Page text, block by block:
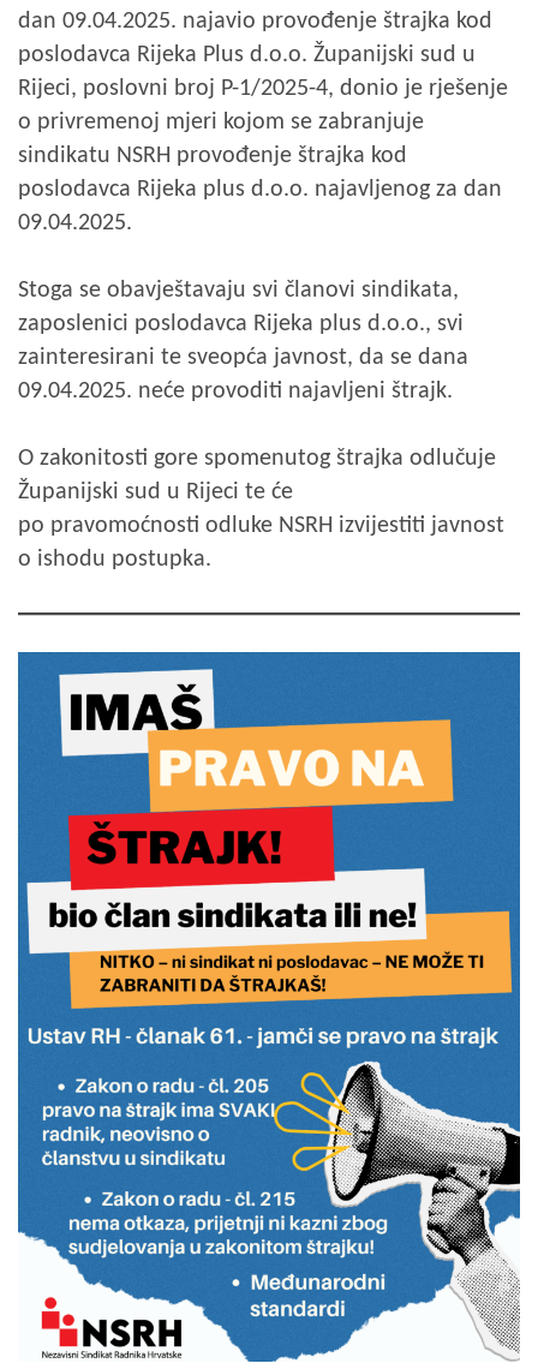
dan 09.04.2025. najavio provođenje štrajka kod
poslodavca Rijeka Plus d.o.o. Županijski sud u
Rijeci, poslovni broj P-1/2025-4, donio je rješenje
o privremenoj mjeri kojom se zabranjuje
sindikatu NSRH provođenje štrajka kod
poslodavca Rijeka plus d.o.o. najavljenog za dan
09.04.2025.
Stoga se obavještavaju svi članovi sindikata,
zaposlenici poslodavca Rijeka plus d.o.o., svi
zainteresirani te sveopća javnost, da se dana
09.04.2025. neće provoditi najavljeni štrajk.
O zakonitosti gore spomenutog štrajka odlučuje
Županijski sud u Rijeci te će
po pravomoćnosti odluke NSRH izvijestiti javnost
o ishodu postupka.